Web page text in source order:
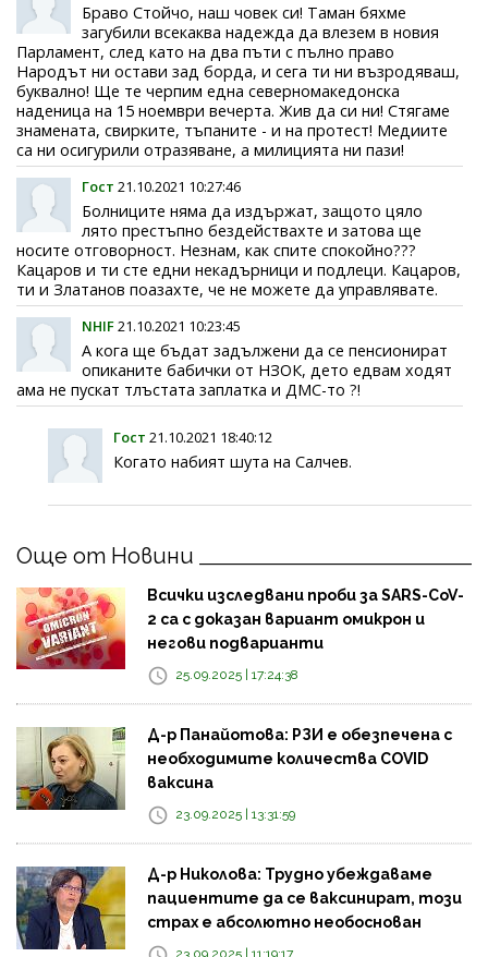
Браво Стойчо, наш човек си! Таман бяхме
загубили всекаква надежда да влезем в новия
Парламент, след като на два пъти с пълно право
Народът ни остави зад борда, и сега ти ни възродяваш,
буквално! Ще те черпим една северномакедонска
наденица на 15 ноември вечерта. Жив да си ни! Стягаме
знамената, свирките, тъпаните - и на протест! Медиите
са ни осигурили отразяване, а милицията ни пази!
Гост 21.10.2021 10:27:46
Болниците няма да издържат, защото цяло
лято престъпно бездействахте и затова ще
носите отговорност. Незнам, как спите спокойно???
Кацаров и ти сте едни некадърници и подлеци. Кацаров,
ти и Златанов поазахте, че не можете да управлявате.
NHIF21.10.2021 10:23:45
А кога ще бъдат задължени да се пенсионират
опиканите бабички от НЗОК, дето едвам ходят
ама не пускат тлъстата заплатка и ДМС-то ?!
Гост 21.10.2021 18:40:12
Когато набият шута на Салчев.
Още от Новини
Всички изследвани проби за SARS-CoV-
2 са с доказан вариант омикрон и
негови подварианти
25.09.2025 | 17:24:38
Д-р Панайотова: РЗИ е обезпечена с
необходимите количества COVID
ваксина
23.09.2025 | 13:31:59
Д-р Николова: Трудно убеждаваме
пациентите да се ваксинират, този
страх е абсолютно необоснован
23.09.2025 | 11:19:17